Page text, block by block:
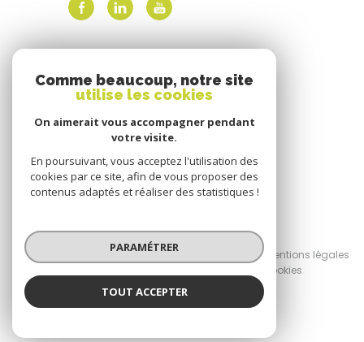
Nous adhérons
© 2026 | Tous droits réservés
Nos honoraires
Nos partenaires
Mentions légales
Cookies
Comme beaucoup, notre site
utilise les cookies
On aimerait vous accompagner pendant
votre visite.
En poursuivant, vous acceptez l'utilisation des
cookies par ce site, afin de vous proposer des
contenus adaptés et réaliser des statistiques !
PARAMÉTRER
TOUT ACCEPTER